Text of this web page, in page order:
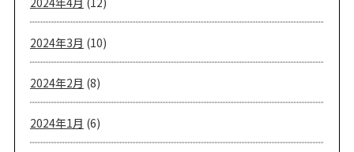
2024年3月 (10)
2024年2月 (8)
2024年1月 (6)